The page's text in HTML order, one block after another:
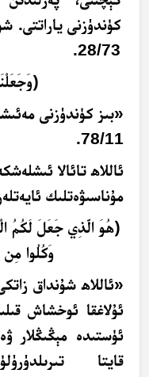
كۈندۈزنى ياراتتى.
28/73.
﴿وجعلن
«بىز كۈندۈزنى
78/11.
ئاللاھ تائالا
مۇناسىۋەتلىك
﴿هُوَ الَّذِي جَعَلَ لَكُمُ
وَكُلُوا مِن
«ئاللاھ شۇنداق
ئۇلاغقا ئوخشاش
ئۈستىدە مېڭىڭلار
قايتا